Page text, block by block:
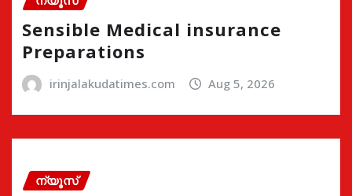
Sensible Medical insurance
Preparations
irinjalakudatimes.com Aug 5, 2026
ന്യൂസ്